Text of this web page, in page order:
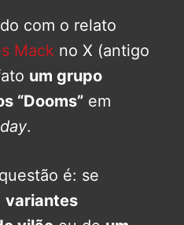
com o relato
Mack no X (antigo
um grupo
“Dooms” em
.
é: se
variantes